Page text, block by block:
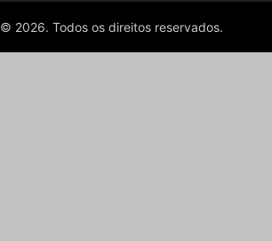
© 2026. Todos os direitos reservados.